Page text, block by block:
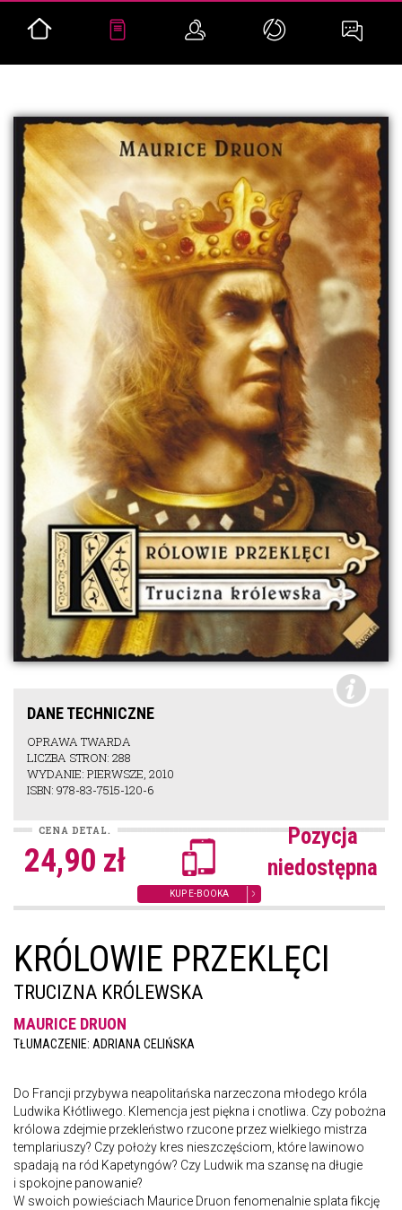
DANE TECHNICZNE
OPRAWA TWARDA
LICZBA STRON: 288
WYDANIE: PIERWSZE, 2010
ISBN: 978-83-7515-120-6
CENA DETAL.
24,90 zł
KUP E-BOOKA
Pozycja
niedostępna
KRÓLOWIE PRZEKLĘCI
TRUCIZNA KRÓLEWSKA
MAURICE DRUON
TŁUMACZENIE: ADRIANA CELIŃSKA
Do Francji przybywa neapolitańska narzeczona młodego króla
Ludwika Kłótliwego. Klemencja jest piękna i cnotliwa. Czy pobożna
królowa zdejmie przekleństwo rzucone przez wielkiego mistrza
templariuszy? Czy położy kres nieszczęściom, które lawinowo
spadają na ród Kapetyngów? Czy Ludwik ma szansę na długie
i spokojne panowanie?
W swoich powieściach Maurice Druon fenomenalnie splata fikcję